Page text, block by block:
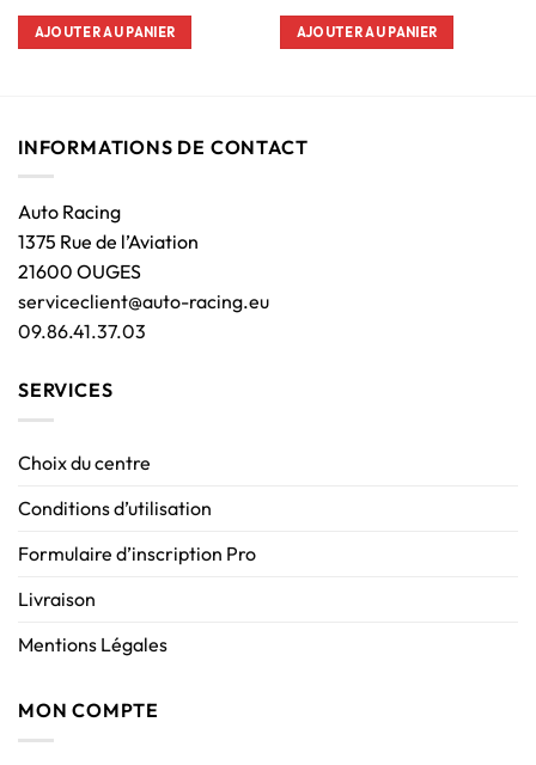
AJOUTER AU PANIER AJOUTER AU PANIER
INFORMATIONS DE CONTACT
Auto Racing
1375 Rue de l’Aviation
21600 OUGES
serviceclient@auto-racing.eu
09.86.41.37.03
SERVICES
Choix du centre
Conditions d’utilisation
Formulaire d’inscription Pro
Livraison
Mentions Légales
MON COMPTE